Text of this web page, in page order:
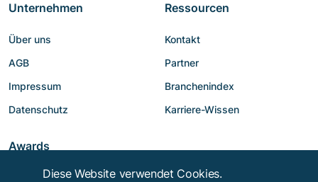
Unternehmen
Über uns
AGB
Impressum
Datenschutz
Ressourcen
Kontakt
Partner
Branchenindex
Karriere-Wissen
Awards
Diese Website verwendet Cookies.